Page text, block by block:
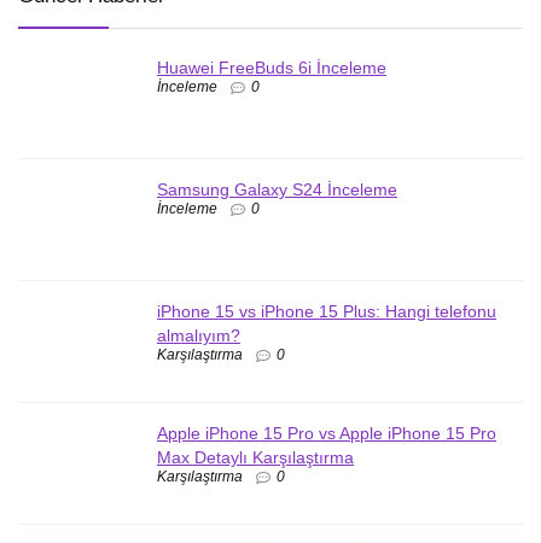
Huawei FreeBuds 6i İnceleme
İnceleme 0
Samsung Galaxy S24 İnceleme
İnceleme 0
iPhone 15 vs iPhone 15 Plus: Hangi telefonu
almalıyım?
Karşılaştırma 0
Apple iPhone 15 Pro vs Apple iPhone 15 Pro
Max Detaylı Karşılaştırma
Karşılaştırma 0